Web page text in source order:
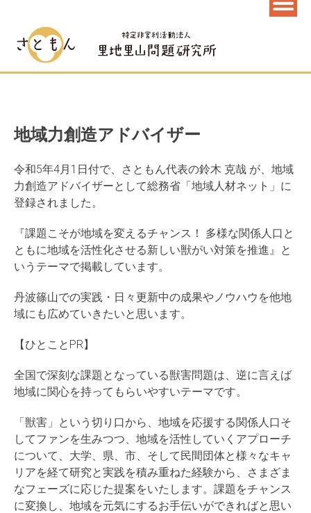
地域力創造アドバイザー
令和5年4月1日付で、さともん代表の鈴木 克哉 が、地域
力創造アドバイザーとして総務省「地域人材ネット」に
登録されました。
『課題こそが地域を変えるチャンス！ 多様な関係人口と
ともに地域を活性化させる新しい獣がい対策を推進』と
いうテーマで掲載しています。
丹波篠山での実践・日々更新中の成果やノウハウを他地
域にも広めていきたいと思います。
【ひとことPR】
全国で深刻な課題となっている獣害問題は、逆に言えば
地域に関心を持ってもらいやすいテーマです。
「獣害」という切り口から、地域を応援する関係人口そ
してファンを生みつつ、地域を活性していくアプローチ
について、大学、県、市、そして民間団体と様々なキャ
リアを経て研究と実践を積み重ねた経験から、さまざま
なフェーズに応じた提案をいたします。課題をチャンス
に変換し、地域を元気にするお手伝いができればと思い